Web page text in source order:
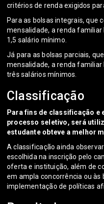
critérios de renda exigidos
Para as bolsas integrais, que
mensalidade, a renda
1,5 salário mínimo.
Já para as bolsas parciais,
mensalidade, a renda
três salários mínimos.
Classificação
Para fins de classificação e
processo seletivo, será
estudante obteve a melhor
A classificação ainda
escolhida na inscrição pelo
oferta e instituição, além de
em ampla concorrência ou às
implementação de políticas